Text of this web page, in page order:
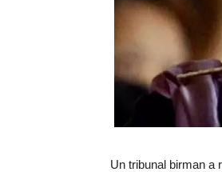
Un tribunal birman a